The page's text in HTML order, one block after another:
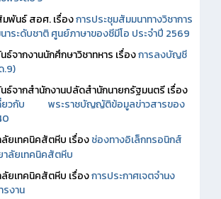
มพันธ์ สอศ.เรื่องการประชุมสัมมนาทางวิชาการ
าระดับชาติ ศูนย์ภาษาของซีมีโอ ประจำปี 2569
ธ์จากงานนักศึกษาวิชาทหาร เรื่องการลงบัญชี
.9)
ธ์จากสำนักงานปลัดสำนักนายกรัฐมนตรี เรื่อง
กี่ยวกับ พระราชบัญญัติข้อมูลข่าวสารของ
ลัยเทคนิคสัตหีบ เรื่องช่องทางอิเล็กทรอนิกส์
ลัยเทคนิคสัตหีบ
ลัยเทคนิคสัตหีบ เรื่องการประกาศเจตจำนง
รงาน